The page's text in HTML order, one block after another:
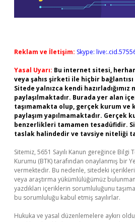
Reklam ve İletişim: Skype:
Yasal Uyarı: Bu internet sitesi,
veya şahıs şirketi ile hiçbir
Sitede yalnızca kendi
paylaşılmaktadır. Burada yer alan
taşımamakta olup, gerçek kurum ve
paylaşım yapılmamaktadır. Gerçek
benzerlikleri tamamen tesadüfidir.
taslak halindedir ve tavsiye niteliği
Sitemiz, 5651 Sayılı Kanun gereğince
Kurumu (BTK) tarafından onaylanmış bir
vermektedir. Bu nedenle, sitedeki
veya araştırma yükümlülüğümüz
yazdıkları içeriklerin sorumluluğunu
bu sorumluluğu kabul etmiş sayılırlar.
Hukuka ve yasal düzenlemelere aykırı